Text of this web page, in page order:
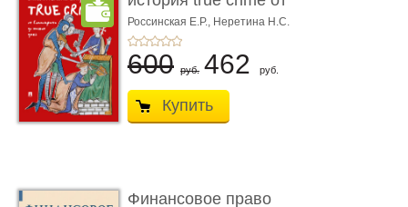
Гиппократа до � ...
Россинская Е.Р., Неретина Н.С.
600 руб. 462 руб.
Купить
Финансовое право